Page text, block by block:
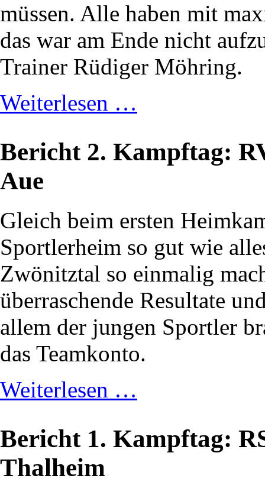
müssen. Alle haben mit
das war am Ende nicht
Trainer Rüdiger Möhring.
Weiterlesen …
Bericht 2. Kampftag:
Aue
Gleich beim ersten
Sportlerheim so gut wie
Zwönitztal so einmalig
überraschende Resultate
allem der jungen Sportler
das Teamkonto.
Weiterlesen …
Bericht 1. Kampftag:
Thalheim